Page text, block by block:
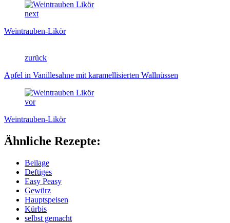
next
Weintrauben-Likör
zurück
Apfel in Vanillesahne mit karamellisierten Wallnüssen
vor
Weintrauben-Likör
Ähnliche Rezepte:
Beilage
Deftiges
Easy Peasy
Gewürz
Hauptspeisen
Kürbis
selbst gemacht